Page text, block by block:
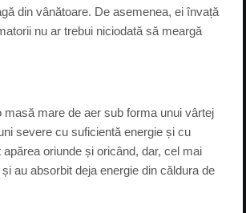
din vânătoare. De asemenea, ei învață
nu ar trebui niciodată să meargă
mare de aer sub forma unui vârtej
severe cu suficientă energie și cu
oriunde și oricând, dar, cel mai
au absorbit deja energie din căldura de